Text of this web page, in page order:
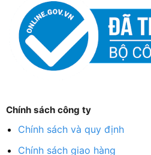
Chính sách công ty
Chính sách và quy định
Chính sách giao hàng